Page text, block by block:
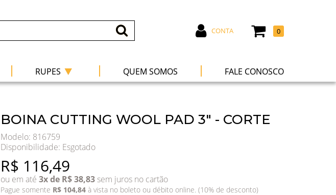
CONTA 0
| RUPES | QUEM SOMOS | FALE CONOSCO
BOINA CUTTING WOOL PAD 3" - CORTE
Modelo: 816759
Disponibilidade: Esgotado
R$ 116,49
ou em até 3x de R$ 38,83 sem juros no cartão
Pague somente R$ 104,84 à vista no boleto ou débito online. (10% de desconto)